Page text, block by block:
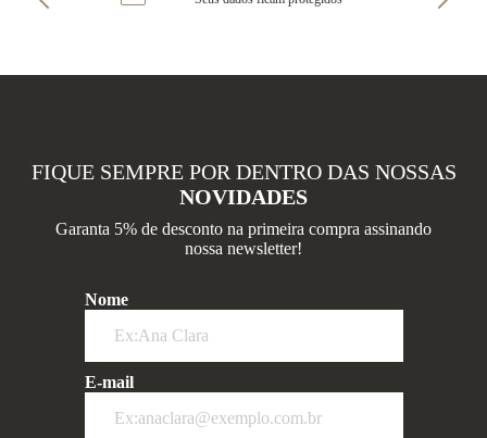
FIQUE SEMPRE POR DENTRO DAS NOSSAS
NOVIDADES
Garanta 5% de desconto na primeira compra assinando
nossa newsletter!
Nome
E-mail